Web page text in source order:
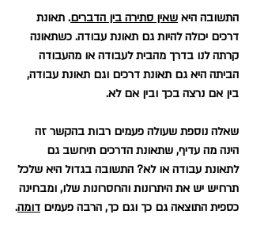
התשובה היא שאין סתירה בין הדברים. תאונת
דרכים יכולה להיות גם תאונת עבודה. כשתאונה
קרתה לנו בדרך מהבית לעבודה או מהעבודה
הביתה היא גם תאונת דרכים וגם תאונת עבודה,
בין אם נרצה בכך ובין אם לא.
שאלה נוספת שעולה פעמים רבות בהקשר זה
הינה מה עדיף, שתאונת הדרכים תיחשב גם
לתאונת עבודה או לא? התשובה בגדול היא שלכל
תרחיש יש את היתרונות והחסרונות שלו, ומבחינה
כספית התוצאה גם כך וגם כך, הרבה פעמים דומה.